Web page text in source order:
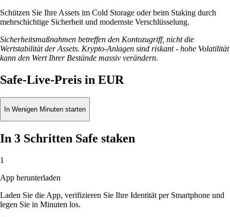
Schützen Sie Ihre Assets im Cold Storage oder beim Staking durch
mehrschichtige Sicherheit und modernste Verschlüsselung.
Sicherheitsmaßnahmen betreffen den Kontozugriff, nicht die
Wertstabilität der Assets. Krypto-Anlagen sind riskant - hohe Volatilität
kann den Wert Ihrer Bestände massiv verändern.
Safe-Live-Preis in EUR
In Wenigen Minuten starten
In 3 Schritten Safe staken
1
App herunterladen
Laden Sie die App, verifizieren Sie Ihre Identität per Smartphone und
legen Sie in Minuten los.